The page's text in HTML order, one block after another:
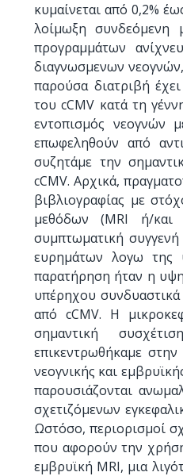
κυμαίνεται από 0,2%
λοίμωξη συνδεόμενη
προγραμμάτων
διαγνωσμενων
παρούσα διατριβή
του cCMV κατά τη
εντοπισμός νεογνών
επωφεληθούν από
συζητάμε την
cCMV. Αρχικά,
βιβλιογραφίας με
μεθόδων (MRI ή/
συμπτωματική
ευρημάτων λογω της
παρατήρηση ήταν η
υπέρηχου
από cCMV. Η
σημαντική
επικεντρωθήκαμε
νεογνικής και
παρουσιάζονται
σχετιζόμενων
Ωστόσο, περιορισμοί
που αφορούν την
εμβρυϊκή MRI, μια